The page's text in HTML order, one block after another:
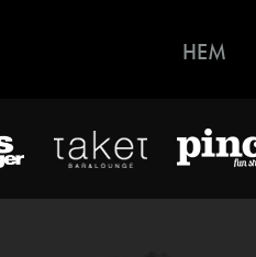
HEM